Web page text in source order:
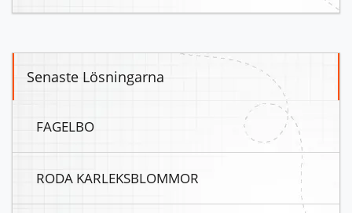
Senaste Lösningarna
FAGELBO
RODA KARLEKSBLOMMOR